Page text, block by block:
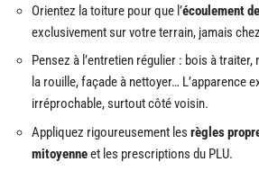
Orientez la toiture pour que l’écoulement
exclusivement sur votre terrain, jamais
Pensez à l’entretien régulier : bois à
la rouille, façade à nettoyer… L’apparence
irréprochable, surtout côté voisin.
Appliquez rigoureusement les règles
mitoyenneet les prescriptions du PLU.